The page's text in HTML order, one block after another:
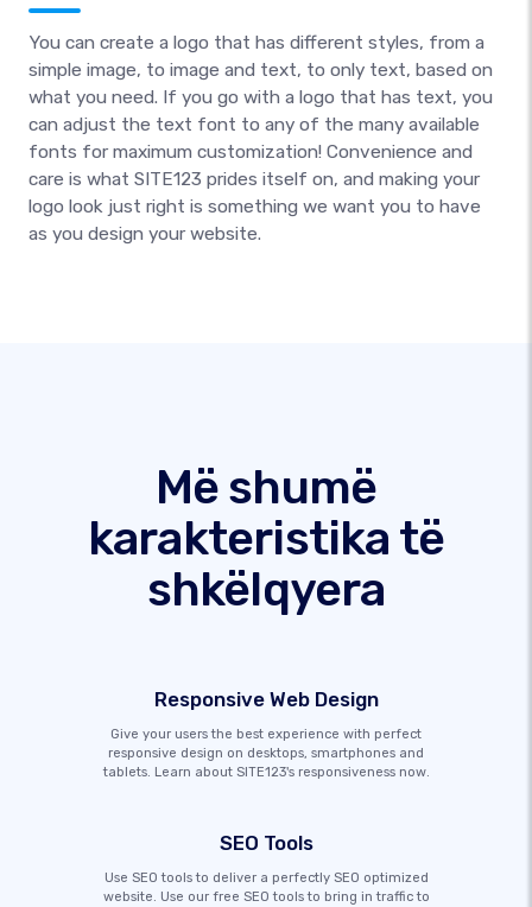
You can create a logo that has different styles, from a
simple image, to image and text, to only text, based on
what you need. If you go with a logo that has text, you
can adjust the text font to any of the many available
fonts for maximum customization! Convenience and
care is what SITE123 prides itself on, and making your
logo look just right is something we want you to have
as you design your website.
Më shumë
karakteristika të
shkëlqyera
Responsive Web Design
Give your users the best experience with perfect
responsive design on desktops, smartphones and
tablets. Learn about SITE123's responsiveness now.
SEO Tools
Use SEO tools to deliver a perfectly SEO optimized
website. Use our free SEO tools to bring in traffic to